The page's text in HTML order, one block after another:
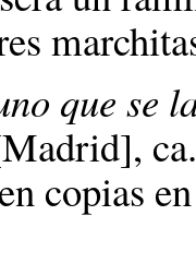
que se
copias